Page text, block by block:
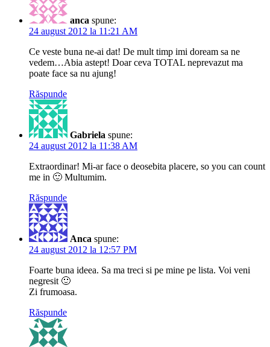
anca spune:
24 august 2012 la 11:21 AM
Ce veste buna ne-ai dat! De mult timp imi doream sa ne
vedem…Abia astept! Doar ceva TOTAL neprevazut ma
poate face sa nu ajung!
Răspunde
Gabriela spune:
24 august 2012 la 11:38 AM
Extraordinar! Mi-ar face o deosebita placere, so you can count
me in 🙂 Multumim.
Răspunde
Anca spune:
24 august 2012 la 12:57 PM
Foarte buna ideea. Sa ma treci si pe mine pe lista. Voi veni
negresit 🙂
Zi frumoasa.
Răspunde